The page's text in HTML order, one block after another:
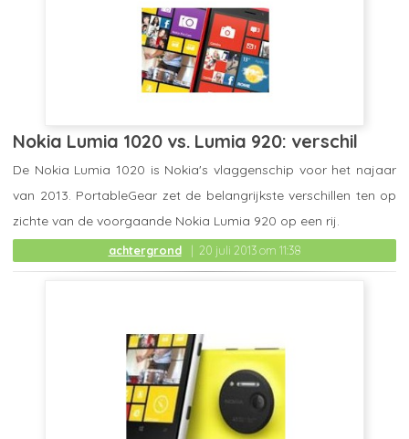
Nokia Lumia 1020 vs. Lumia 920: verschil
achtergrond 20 juli 2013 om 11:38
De Nokia Lumia 1020 is Nokia's vlaggenschip voor het najaar
van 2013. PortableGear zet de belangrijkste verschillen ten op
zichte van de voorgaande Nokia Lumia 920 op een rij.